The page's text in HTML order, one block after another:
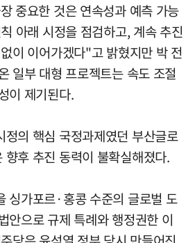
중요한 것은 연속성과 예측 가능
아래 시정을 점검하고, 계속 추진
이 이어가겠다"고 밝혔지만 박 전
일부 대형 프로젝트는 속도 조절
이 제기된다.
정의 핵심 국정과제였던 부산글로
향후 추진 동력이 불확실해졌다.
싱가포르·홍콩 수준의 글로벌 도
안으로 규제 특례와 행정권한 이